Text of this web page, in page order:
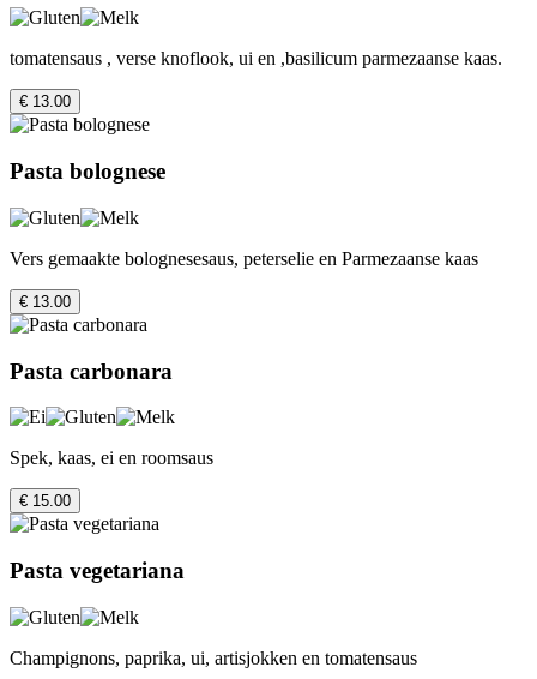
tomatensaus , verse knoflook, ui en ,basilicum parmezaanse kaas.
€ 13.00
Pasta bolognese
Vers gemaakte bolognesesaus, peterselie en Parmezaanse kaas
€ 13.00
Pasta carbonara
Spek, kaas, ei en roomsaus
€ 15.00
Pasta vegetariana
Champignons, paprika, ui, artisjokken en tomatensaus